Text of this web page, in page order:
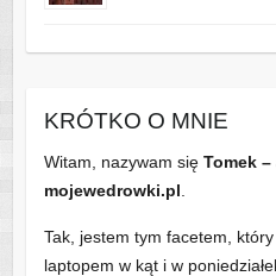
KRÓTKO O MNIE
Witam, nazywam się Tomek
mojewedrowki.pl
Tak, jestem tym facetem,
laptopem w kąt i w